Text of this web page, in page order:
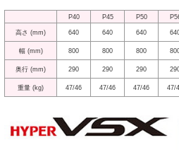
P40 P45 P50
高さ (mm) 640 640 640
幅 (mm) 800 800 800
奥行 (mm) 290 290 290
重量 (kg) 47/46 47/46 47/46 47/